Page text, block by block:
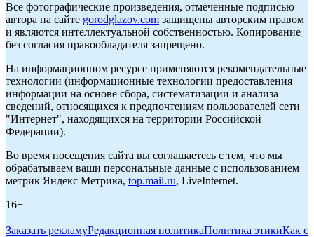
Все фотографические произведения, отмеченные подписью
автора на сайте gorodglazov.com защищены авторским правом
и являются интеллектуальной собственностью. Копирование
без согласия правообладателя запрещено.
На информационном ресурсе применяются рекомендательные
технологии (информационные технологии предоставления
информации на основе сбора, систематизации и анализа
сведений, относящихся к предпочтениям пользователей сети
"Интернет", находящихся на территории Российской
Федерации).
Во время посещения сайта вы соглашаетесь с тем, что мы
обрабатываем ваши персональные данные с использованием
метрик Яндекс Метрика, top.mail.ru, LiveInternet.
16+
Заказать рекламуРедакционная политикаПолитика этикиКак с